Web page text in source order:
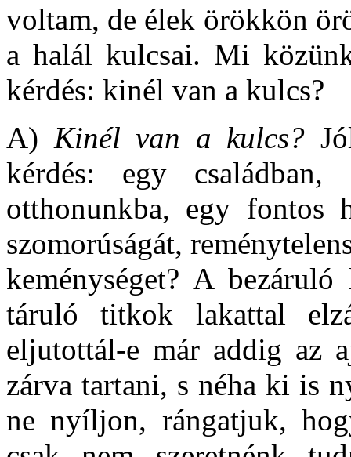
voltam, de élek örökkön
a halál kulcsai. Mi
kérdés: kinél van a kulcs?
A) Kinél van a kulcs?
kérdés: egy családban,
otthonunkba, egy fontos
szomorúságát,
keménységet? A
táruló titkok lakattal
eljutottál-e már addig az
zárva tartani, s néha ki is
ne nyíljon, rángatjuk,